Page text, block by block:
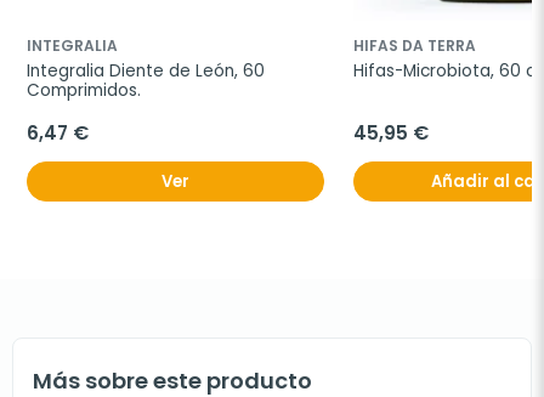
INTEGRALIA
Integralia Diente de León, 60
Comprimidos.
6,47 €
Ver
HIFAS DA TERRA
Hifas-Microbiota, 60
45,95 €
Añadir al
Más sobre este producto